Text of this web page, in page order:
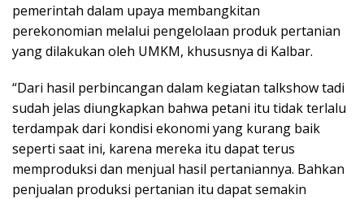
pemerintah dalam upaya membangkitan
perekonomian melalui pengelolaan produk pertanian
yang dilakukan oleh UMKM, khususnya di Kalbar.
“Dari hasil perbincangan dalam kegiatan talkshow tadi
sudah jelas diungkapkan bahwa petani itu tidak terlalu
terdampak dari kondisi ekonomi yang kurang baik
seperti saat ini, karena mereka itu dapat terus
memproduksi dan menjual hasil pertaniannya. Bahkan
penjualan produksi pertanian itu dapat semakin